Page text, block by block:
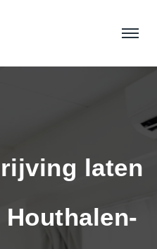
laten